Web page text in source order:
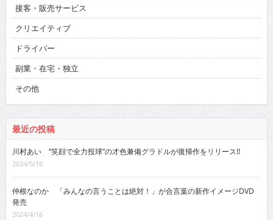
接客・販売サービス
クリエイティブ
ドライバー
副業・在宅・独立
その他
最近の投稿
川村あい “笑顔で全力投球”の才色兼備グラドルが復帰作をリリース!!
2024/5/16
仲根なのか 「みんなの言うことは絶対！」が合言葉の新作イメージDVD
発売
2024/4/16